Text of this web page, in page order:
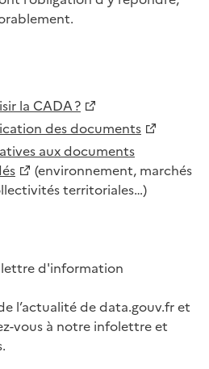
la CADA ?
des documents
aux documents
(environnement, marchés
territoriales…)
d'information
l’actualité de data.gouv.fr et
vous à notre infolettre et